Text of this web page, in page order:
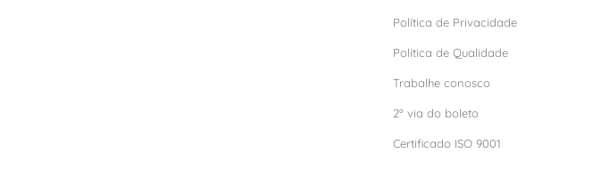
Política de Privacidade
Política de Qualidade
Trabalhe conosco
2º via do boleto
Certificado ISO 9001